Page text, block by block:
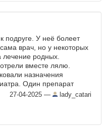
подруге. У неё болеет
врач, но у некоторых
лечение родных.
вместе лялю.
назначения
Один препарат
давать, а второй
современный аналог. ...
27-04-2025 — lady_catari